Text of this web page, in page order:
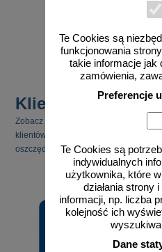
Te Cookies są
funkcjonowania
takie informacje jak
zamówienia,
Preferencje
Te Cookies są
indywidualnych
użytkownika, które
działania strony
informacji, np. liczba
kolejność ich
Dane
zobacz
Klienci kupili
Zobacz jakie inne produkty cieszyły
klientów. Pamiętaj, że kupując kilka
oszczędzić na kosztach transportu.